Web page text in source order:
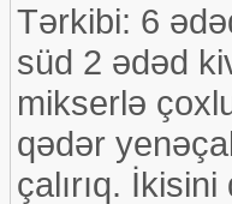
Tərkibi: 6
süd 2 ədəd
mikserlə
qədər
çalırıq.